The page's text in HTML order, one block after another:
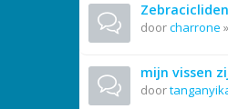
Zebracicliden
doorcharrone »
mijn vissen
door